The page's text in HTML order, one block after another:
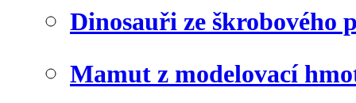
Dinosauři ze škrobového
Mamut z modelovací